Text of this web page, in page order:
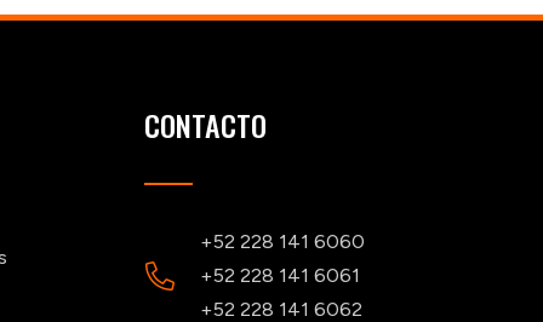
CONTACTO
+52 228 141 6060
+52 228 141 6061
+52 228 141 6062